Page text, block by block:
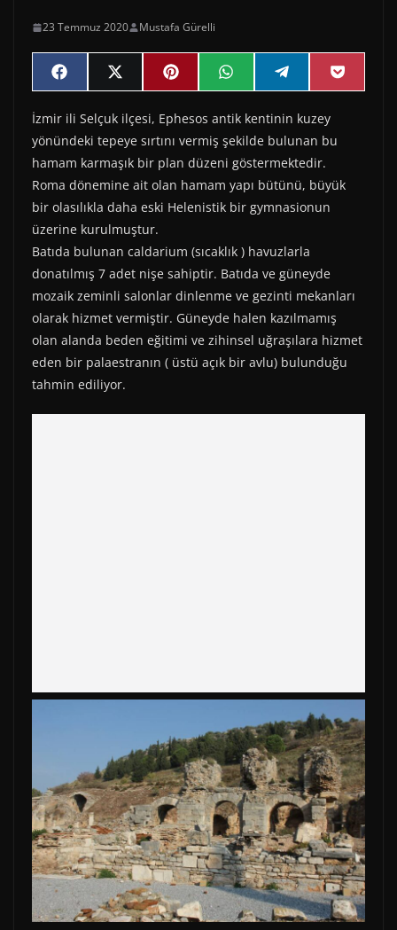
23 Temmuz 2020 Mustafa Gürelli
Share
on
F
a
e
b
o
o
k
Share
on
X
(
w
i
t
t
e
r
)
Share
on
P
i
t
e
r
e
s
t
Share
on
W
h
t
s
A
p
p
Share
on
e
e
g
r
a
m
Share
on
P
o
İzmir ili Selçuk ilçesi, Ephesos antik kentinin kuzey
yönündeki tepeye sırtını vermiş şekilde bulunan bu
hamam karmaşık bir plan düzeni göstermektedir.
Roma dönemine ait olan hamam yapı bütünü, büyük
bir olasılıkla daha eski Helenistik bir gymnasionun
üzerine kurulmuştur.
Batıda bulunan caldarium (sıcaklık ) havuzlarla
donatılmış 7 adet nişe sahiptir. Batıda ve güneyde
mozaik zeminli salonlar dinlenme ve gezinti mekanları
olarak hizmet vermiştir. Güneyde halen kazılmamış
olan alanda beden eğitimi ve zihinsel uğraşılara hizmet
eden bir palaestranın ( üstü açık bir avlu) bulunduğu
tahmin ediliyor.